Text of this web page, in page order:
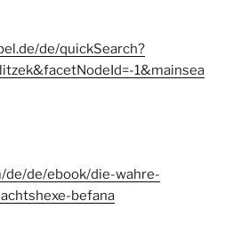
de/quickSearch?
1&mainsea
de/de/ebook/die-wahre-
befana